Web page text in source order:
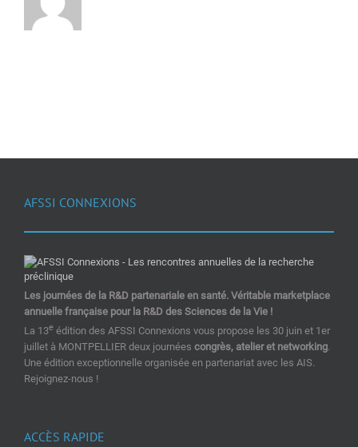
AFSSI CONNEXIONS
Les journées de la R&D partenariale en santé. Véritable marketplace
annuelle française pour la R&D des Sciences de la Vie !
La 13e édition des AFSSI Connexions vous propose les 30 juin et 1er
juillet à MONTPELLIER deux journées congrès, atelier et networking.
Une édition exceptionnelle organisée en partenariat avec les AIS.
Rejoignez-nous !
ACCÈS RAPIDE